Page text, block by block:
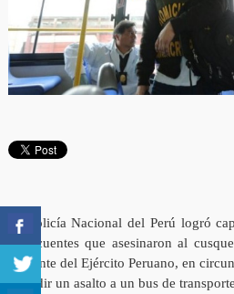
La Policía Nacional del Perú logró
delincuentes que asesinaron al
Teniente del Ejército Peruano, en
impedir un asalto a un bus de